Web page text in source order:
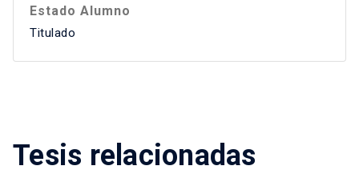
Estado Alumno
Titulado
Tesis relacionadas